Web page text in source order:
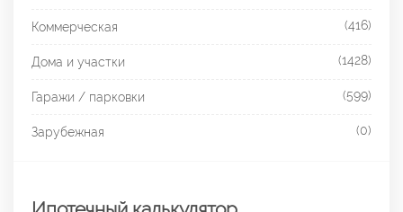
Коммерческая (416)
Дома и участки (1428)
Гаражи / парковки (599)
Зарубежная (0)